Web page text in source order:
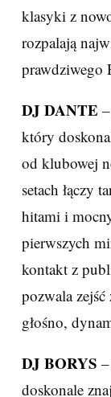
klasyki z
rozpalają
prawdziwego
DJ DANTE
który
od klubowej
setach łączy
hitami i
pierwszych
kontakt z
pozwala
głośno,
DJ BORYS
doskonale